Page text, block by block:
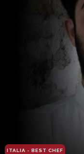
ITALIA - BEST CHEF